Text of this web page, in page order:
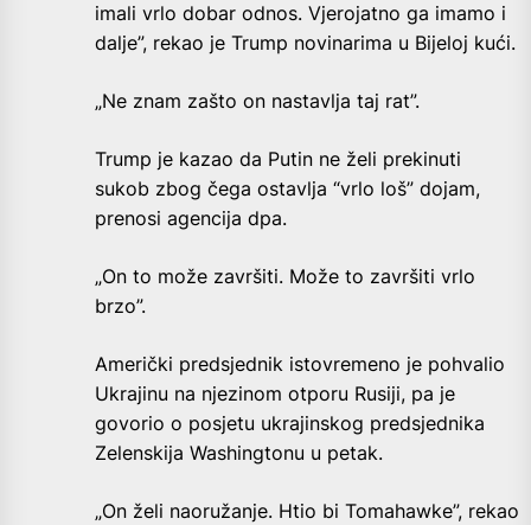
imali vrlo dobar odnos. Vjerojatno ga imamo i
dalje”, rekao je Trump novinarima u Bijeloj kući.
„Ne znam zašto on nastavlja taj rat”.
Trump je kazao da Putin ne želi prekinuti
sukob zbog čega ostavlja “vrlo loš” dojam,
prenosi agencija dpa.
„On to može završiti. Može to završiti vrlo
brzo”.
Američki predsjednik istovremeno je pohvalio
Ukrajinu na njezinom otporu Rusiji, pa je
govorio o posjetu ukrajinskog predsjednika
Zelenskija Washingtonu u petak.
„On želi naoružanje. Htio bi Tomahawke”, rekao